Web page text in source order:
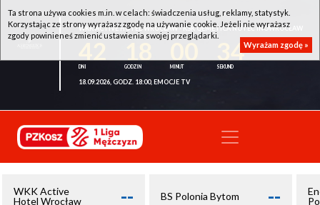
WKK ACTIVE HOTEL WROCŁAW - KSK QEMETICA NOTEĆ INOWROCŁAW
34
18.09.2026, GODZ. 18:00, EMOCJE TV
WKK Active
Hotel Wrocław
-- BS Polonia Bytom --
Ta strona używa cookies m.in. w celach: świadczenia usług, reklamy, statystyk.
Korzystając ze strony wyrażasz zgodę na używanie cookie. Jeżeli nie wyrażasz
zgody powinieneś zmienić ustawienia swojej przeglądarki.
Wyrażam zgodę »